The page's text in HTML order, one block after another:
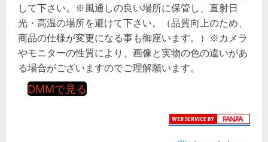
して下さい。※風通しの良い場所に保管し、直射日
光・高温の場所を避けて下さい。（品質向上のため、
商品の仕様が変更になる事も御座います。）※カメラ
やモニターの性質により、画像と実物の色の違いがあ
る場合がございますのでご理解願います。
DMMで見る